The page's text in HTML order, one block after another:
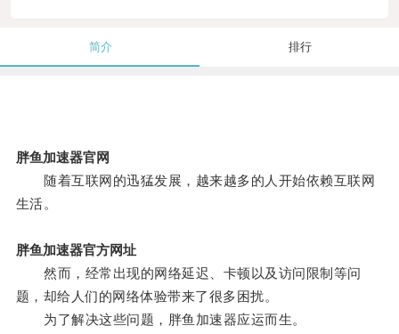
简介 排行
胖鱼加速器官网
随着互联网的迅猛发展，越来越多的人开始依赖互联网
生活。
胖鱼加速器官方网址
然而，经常出现的网络延迟、卡顿以及访问限制等问
题，却给人们的网络体验带来了很多困扰。
为了解决这些问题，胖鱼加速器应运而生。